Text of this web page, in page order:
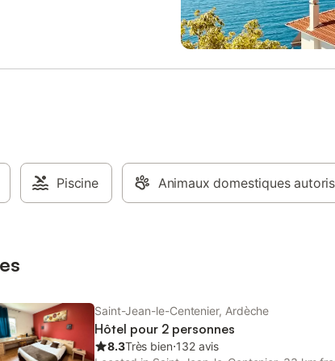
vous trouverez un jardin, une
sont pas mentionnés, le
est restreint à une zone
et la propriété est non-fumeurs.
un étage avec une capacité
personnes. Une terrasse
sud attenant à une cuisine
salon détente et deux
salle de bains et toilettes
caractères. Au-delà du
vous pourrez visiter des
(lait, pain, vin, volailles,ect)
Piscine Animaux domestiques
Saint-Jean-le-Centenier, Ardèche
Hôtel pour 2 personnes
8.3Très bien⋅132 avis